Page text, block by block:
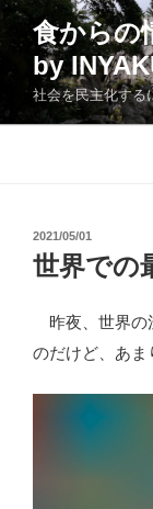
コ
食からの
by
社会を民主化する
投
稿
日:
2021/05/01
世界での
昨夜、世界の
のだけど、あま